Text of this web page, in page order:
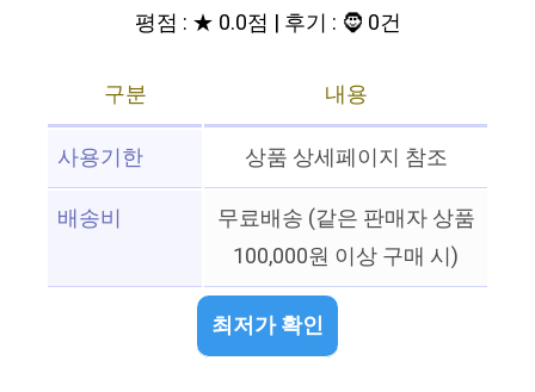
평점 : ★ 0.0점 | 후기 : 🧔 0건
구분
내용
사용기한
상품 상세페이지 참조
배송비
무료배송 (같은 판매자 상품
100,000원 이상 구매 시)
최저가 확인